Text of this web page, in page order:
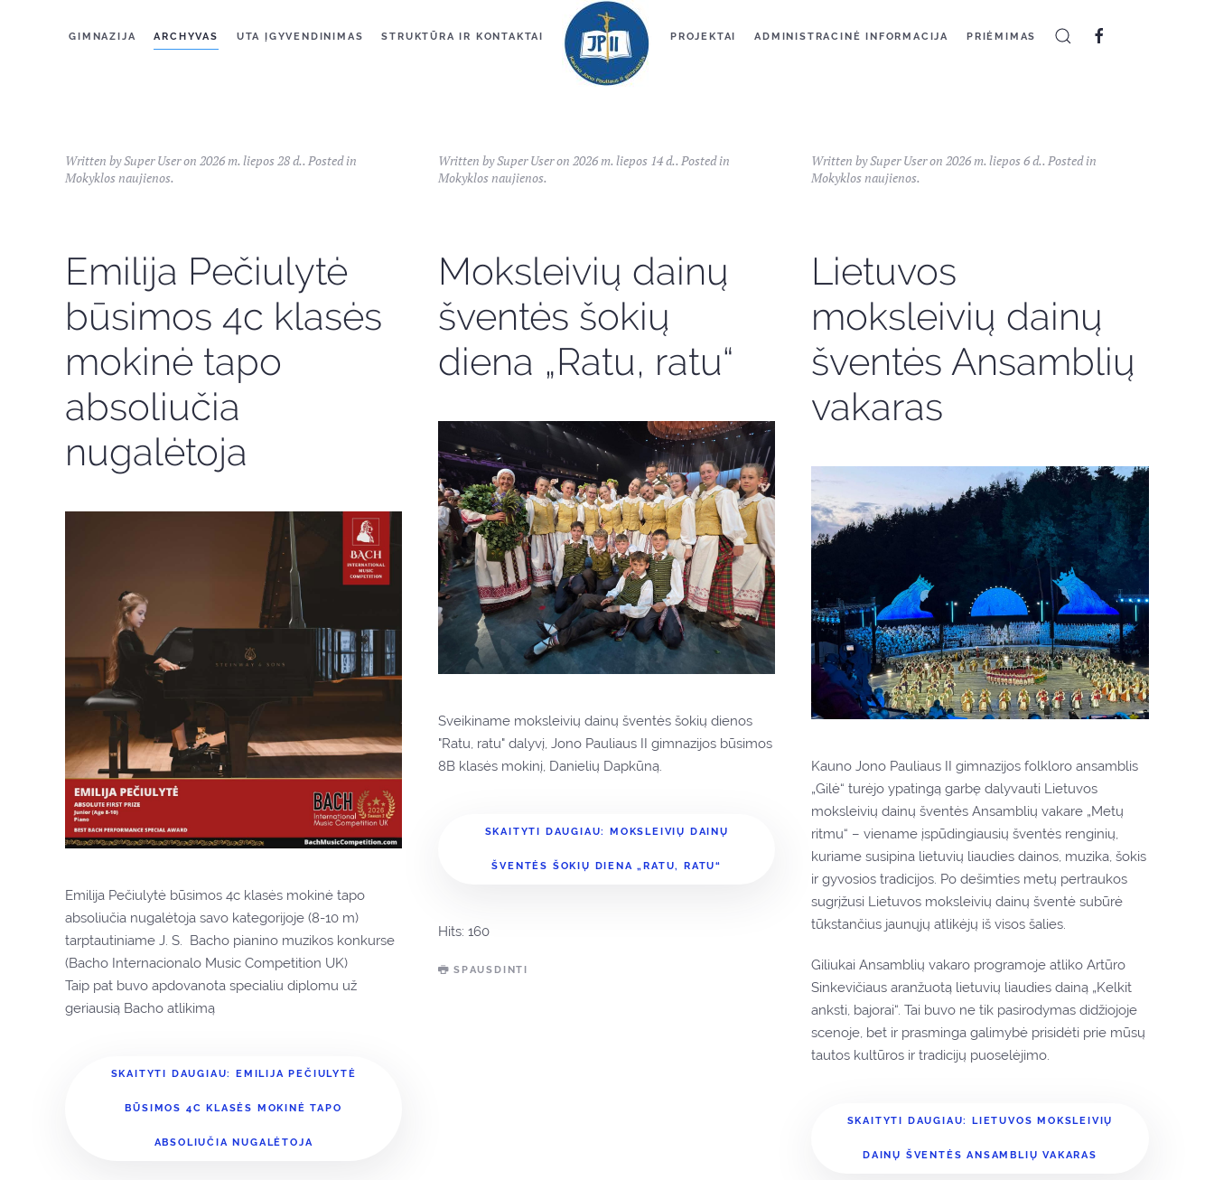
GIMNAZIJA ARCHYVAS UTA ĮGYVENDINIMAS STRUKTŪRA IR KONTAKTAI PROJEKTAI ADMINISTRACINĖ INFORMACIJA PRIĖMIMAS
Written by Super User on 2026 m. liepos 28 d.. Posted in
Mokyklos naujienos.
Emilija Pečiulytė
būsimos 4c klasės
mokinė tapo
absoliučia
nugalėtoja
Emilija Pečiulytė būsimos 4c klasės mokinė tapo
absoliučia nugalėtoja savo kategorijoje (8-10 m)
tarptautiniame J. S. Bacho pianino muzikos konkurse
(Bacho Internacionalo Music Competition UK)
Taip pat buvo apdovanota specialiu diplomu už
geriausią Bacho atlikimą
SKAITYTI DAUGIAU: EMILIJA PEČIULYTĖ
BŪSIMOS 4C KLASĖS MOKINĖ TAPO
ABSOLIUČIA NUGALĖTOJA
Written by Super User on2026 m. liepos 14 d.. Posted in
Mokyklos naujienos.
Moksleivių dainų
šventės šokių
diena „Ratu, ratu“
Sveikiname moksleivių dainų šventės šokių dienos
"Ratu, ratu" dalyvį, Jono Pauliaus II gimnazijos būsimos
8B klasės mokinį, Danielių Dapkūną.
SKAITYTI DAUGIAU: MOKSLEIVIŲ DAINŲ
ŠVENTĖS ŠOKIŲ DIENA „RATU, RATU“
Hits: 160
SPAUSDINTI
Written by Super User on2026 m. liepos 6 d.. Posted in
Mokyklos naujienos.
Lietuvos
moksleivių dainų
šventės Ansamblių
vakaras
Kauno Jono Pauliaus II gimnazijos folkloro ansamblis
„Gilė“ turėjo ypatingą garbę dalyvauti Lietuvos
moksleivių dainų šventės Ansamblių vakare „Metų
ritmu“ – viename įspūdingiausių šventės renginių,
kuriame susipina lietuvių liaudies dainos, muzika, šokis
ir gyvosios tradicijos. Po dešimties metų pertraukos
sugrįžusi Lietuvos moksleivių dainų šventė subūrė
tūkstančius jaunųjų atlikėjų iš visos šalies.
Giliukai Ansamblių vakaro programoje atliko Artūro
Sinkevičiaus aranžuotą lietuvių liaudies dainą „Kelkit
anksti, bajorai“. Tai buvo ne tik pasirodymas didžiojoje
scenoje, bet ir prasminga galimybė prisidėti prie mūsų
tautos kultūros ir tradicijų puoselėjimo.
SKAITYTI DAUGIAU: LIETUVOS MOKSLEIVIŲ
DAINŲ ŠVENTĖS ANSAMBLIŲ VAKARAS